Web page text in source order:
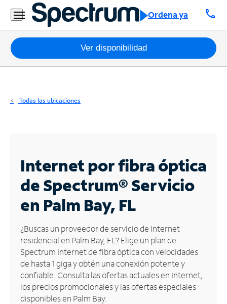
Ordena ya call
Residencial
Business
Paquetes
Internet
Business
Contáctanos
Inglés
Administrar
cuenta
Encuentra
una
tienda
Ver disponibilidad
Todas las ubicaciones
Internet por fibra óptica
de Spectrum®Servicio
en Palm Bay, FL
¿Buscas un proveedor de servicio de Internet
residencial en Palm Bay, FL? Elige un plan de
Spectrum Internet de fibra óptica con velocidades
de hasta 1 giga y obtén una conexión potente y
confiable. Consulta las ofertas actuales en Internet,
los precios promocionales y las ofertas especiales
disponibles en Palm Bay.